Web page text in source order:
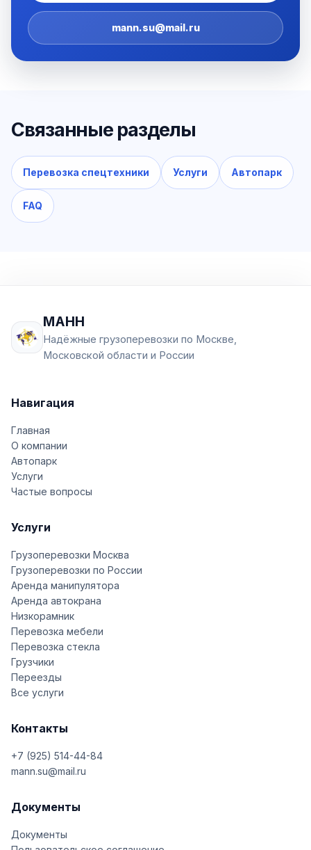
mann.su@mail.ru
Связанные разделы
Перевозка спецтехники Услуги Автопарк
FAQ
МАНН
Надёжные грузоперевозки по Москве,
Московской области и России
Навигация
Главная
О компании
Автопарк
Услуги
Частые вопросы
Услуги
Грузоперевозки Москва
Грузоперевозки по России
Аренда манипулятора
Аренда автокрана
Низкорамник
Перевозка мебели
Перевозка стекла
Грузчики
Переезды
Все услуги
Контакты
+7 (925) 514-44-84
mann.su@mail.ru
Документы
Документы